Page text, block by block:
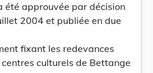
été approuvée par décision
2004 et publiée en due
fixant les redevances
culturels de Bettange